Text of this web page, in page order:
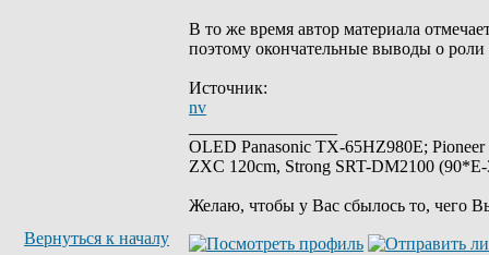
В то же время автор материала
поэтому окончательные выводы о
Источник:
nv
OLED Panasonic TX-65HZ980E;
ZXC 120cm, Strong SRT-DM2100
Желаю, чтобы у Вас сбылось то, чего
Вернуться к началу